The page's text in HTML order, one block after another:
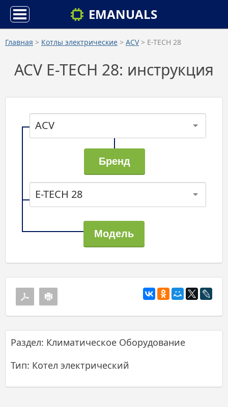
EMANUALS
Главная > Котлы электрические > ACV> E-TECH 28
ACV E-TECH 28: инструкция
ACV
E-TECH 28
Раздел: Климатическое Оборудование
Тип: Котел электрический